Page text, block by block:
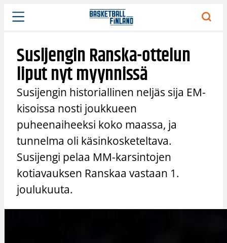
Siirry
sisältöön
Susijengin Ranska-ottelun
liput nyt myynnissä
Susijengin historiallinen neljäs sija EM-
kisoissa nosti joukkueen
puheenaiheeksi koko maassa, ja
tunnelma oli käsinkosketeltava.
Susijengi pelaa MM-karsintojen
kotiavauksen Ranskaa vastaan 1.
joulukuuta.